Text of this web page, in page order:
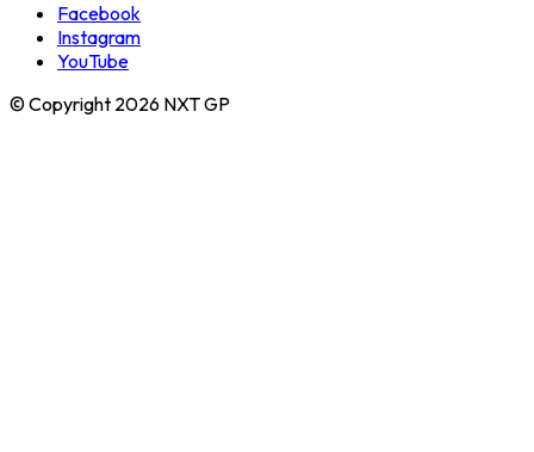
Facebook
Instagram
YouTube
© Copyright 2026 NXT GP